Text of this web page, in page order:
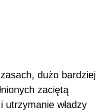
dużo bardziej
zaciętą
utrzymanie władzy